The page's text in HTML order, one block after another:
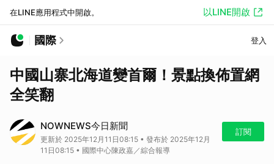
在LINE應用程式中開啟。 以LINE開啟
國際 登入
中國山寨北海道變首爾！景點換佈置網
全笑翻
NOWNEWS今日新聞
更新於 2025年12月11日08:15 • 發布於 2025年12月
11日08:15 • 國際中心陳政嘉／綜合報導
訂閱